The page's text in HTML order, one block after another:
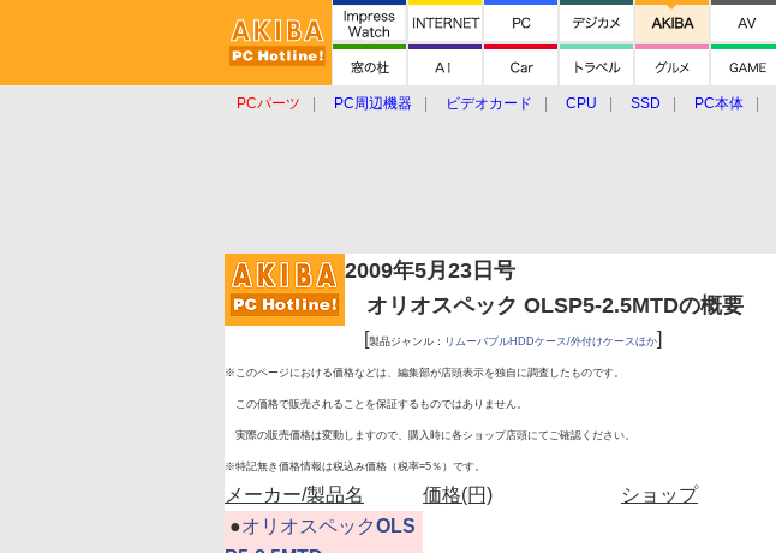
PCパーツ PC周辺機器 ビデオカード CPU SSD PC本体
2009年5月23日号
オリオスペック OLSP5-2.5MTDの概要
[製品ジャンル： リムーバブルHDDケース/外付けケースほか]
※このページにおける価格などは、編集部が店頭表示を独自に調査したものです。
この価格で販売されることを保証するものではありません。
実際の販売価格は変動しますので、購入時に各ショップ店頭にてご確認ください。
※特記無き価格情報は税込み価格（税率=5％）です。
メーカー/製品名 価格(円) ショップ
●オリオスペックOLS